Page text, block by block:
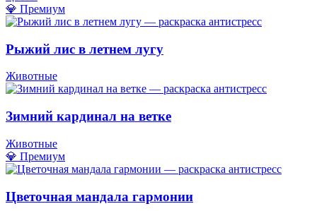
💎 Премиум
Рыжий лис в летнем лугу
Животные
Зимний кардинал на ветке
Животные
💎 Премиум
Цветочная мандала гармонии